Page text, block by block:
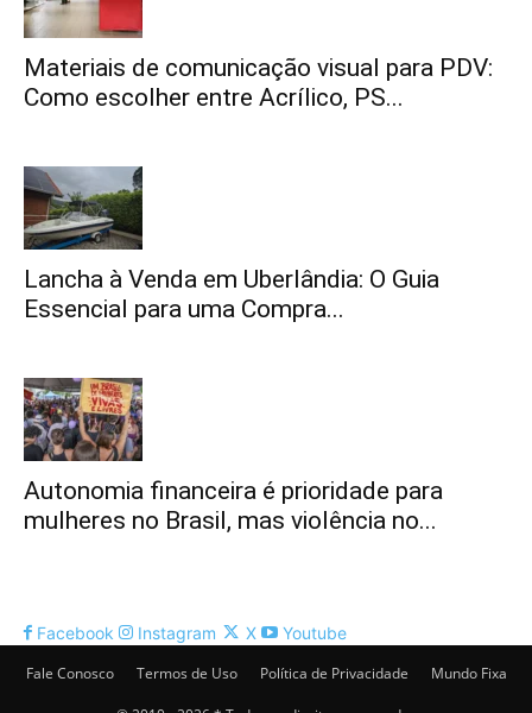
Materiais de comunicação visual para PDV:
Como escolher entre Acrílico, PS...
Lancha à Venda em Uberlândia: O Guia
Essencial para uma Compra...
Autonomia financeira é prioridade para
mulheres no Brasil, mas violência no...
Facebook Instagram X
Youtube
Fale Conosco
Termos de Uso Política de Privacidade Mundo Fixa